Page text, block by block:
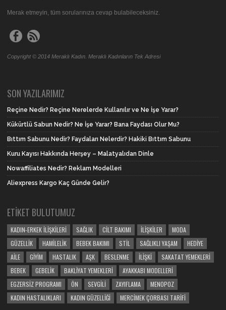
Merak etmeyin, tüm sorularınıza cevap bulabileceksiniz.
Copyright © 2014 Meraklı Kadın. Meraklı Kadınların Tek Adresi
SON YAZILARIMIZ
Reçine Nedir? Reçine Nerelerde Kullanılır ve Ne İşe Yarar?
Kükürtlü Sabun Nedir? Ne İşe Yarar? Bana Faydası Olur Mu?
Bıttım Sabunu Nedir? Faydaları Nelerdir? Hakiki Bıttım Sabunu
Kuru Kayısı Hakkında Herşey – Malatyalıdan Dinle
Nowaffiliates Nedir? Reklam Modelleri
Aliexpress Kargo Kaç Günde Gelir?
ETIKET BULUTUMUZ
KADIN-ERKEK İLIŞKILERI SAĞLIK CILT BAKIMI İLIŞKILER
MODA
GÜZELLIK
HAMILELIK BEBEK BAKIMI STIL SAĞLIKLI YAŞAM
HEDIYE
AILE
GIYIM HASTALIK AŞK BESLENME İLIŞKI
SAKATAT YEMEKLERI
BEBEK
GEBELIK BAKLIYAT YEMEKLERI
AYAKKABI MODELLERI
EGZERSIZ PROGRAMI
ÖN SEVGILI ZAYIFLAMA
MENOPOZ
KADIN HASTALIKLARI
KADIN GÜZELLIĞI MERCIMEK ÇORBASI TARIFI